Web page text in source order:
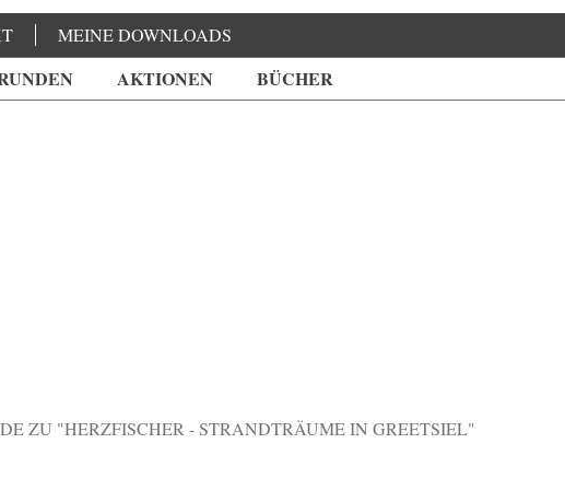
MEINE DOWNLOADS
AKTIONEN BÜCHER
ZU "HERZFISCHER - STRANDTRÄUME IN GREETSIEL"